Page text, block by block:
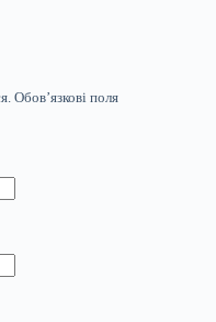
Обов’язкові поля